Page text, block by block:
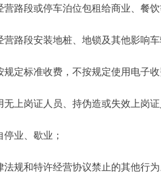
段或停车泊位包租给商业、餐饮
段安装地桩、地锁及其他影响车
定标准收费，不按规定使用电子收
上岗证人员、持伪造或失效上岗证
业、歇业；
规和特许经营协议禁止的其他行为